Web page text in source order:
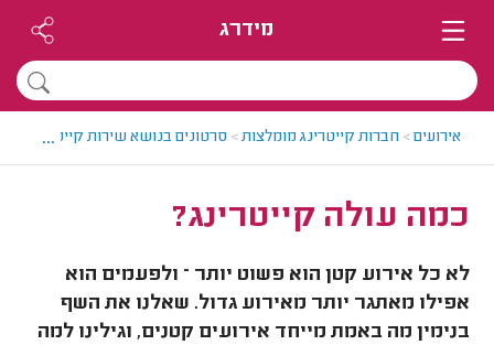
מידרג
אירועים> חברות קייטרינג מומלצות> סרטונים בנושא שירות קייטרינג
...
כמה עולה קייטרינג?
לא כל אירוע קטן הוא פשוט יותר – ולפעמים הוא
אפילו מאתגר יותר מאירוע גדול. שאלנו את השף
בנימין מה באמת מייחד אירועים קטנים, וגילינו למה